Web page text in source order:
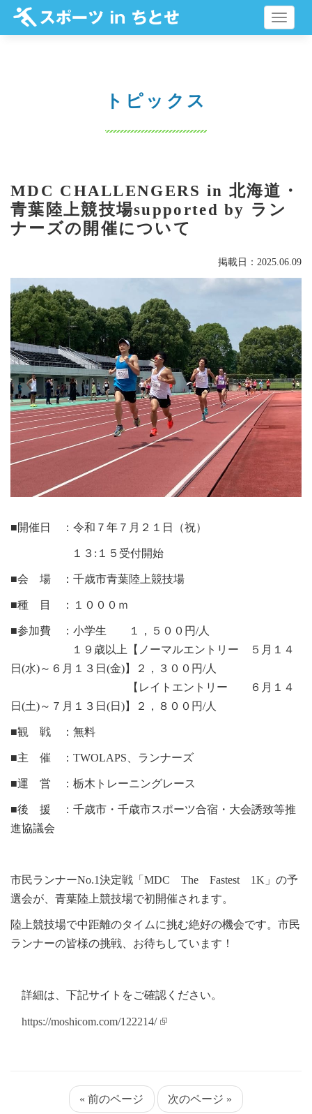
メ
トピックス
MDC CHALLENGERS in 北海道・
青葉陸上競技場supported by ラン
ナーズの開催について
掲載日：2025.06.09
■開催日 ：令和７年７月２１日（祝）
１３:１５受付開始
■会 場 ：千歳市青葉陸上競技場
■種 目 ：１０００ｍ
■参加費 ：小学生 １，５００円/人
１９歳以上【ノーマルエントリー ５月１４
日(水)～６月１３日(金)】２，３００円/人
【レイトエントリー ６月１４
日(土)～７月１３日(日)】２，８００円/人
■観 戦 ：無料
■主 催 ：TWOLAPS、ランナーズ
■運 営 ：栃木トレーニングレース
■後 援 ：千歳市・千歳市スポーツ合宿・大会誘致等推
進協議会
市民ランナーNo.1決定戦「MDC The Fastest 1K」の予
選会が、青葉陸上競技場で初開催されます。
陸上競技場で中距離のタイムに挑む絶好の機会です。市民
ランナーの皆様の挑戦、お待ちしています！
詳細は、下記サイトをご確認ください。
https://moshicom.com/122214/
« 前のページ 次のページ »